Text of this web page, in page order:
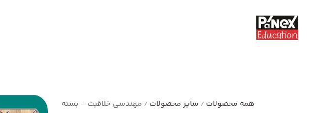
همه محصولات / سایر محصولات / مهندسی خلاقیت - بسته کاشیکاری و معماری2 - درجعبه